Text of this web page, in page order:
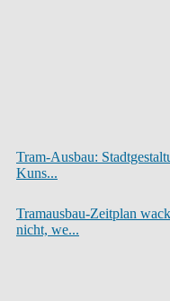
Tram-Ausbau:
Kuns...
Tramausbau-Zeitplan
nicht, we...